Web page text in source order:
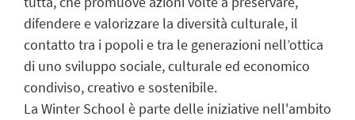
difendere e valorizzare la diversità culturale, il
contatto tra i popoli e tra le generazioni nell’ottica
di uno sviluppo sociale, culturale ed economico
condiviso, creativo e sostenibile.
La Winter School è parte delle iniziative nell'ambito